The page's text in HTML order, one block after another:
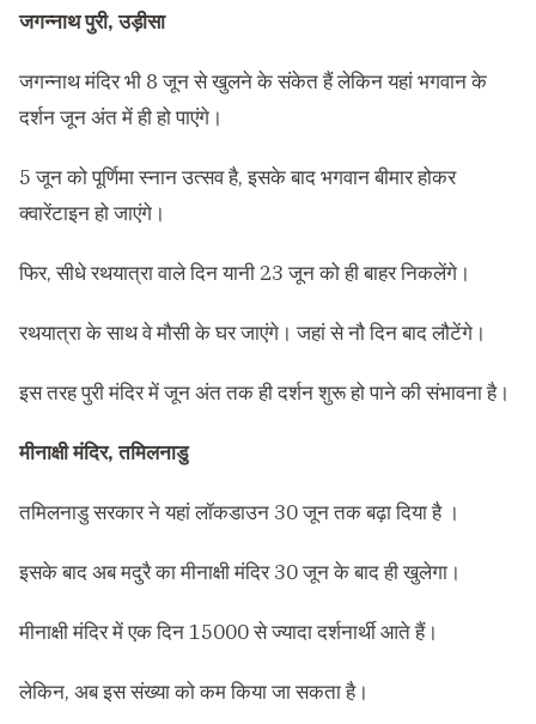
जगन्नाथ पुरी, उड़ीसा
जगन्नाथ मंदिर भी 8 जून से खुलने के संकेत हैं लेकिन यहां भगवान के
दर्शन जून अंत में ही हो पाएंगे।
5 जून को पूर्णिमा स्नान उत्सव है, इसके बाद भगवान बीमार होकर
क्वारेंटाइन हो जाएंगे।
फिर, सीधे रथयात्रा वाले दिन यानी 23 जून को ही बाहर निकलेंगे।
रथयात्रा के साथ वे मौसी के घर जाएंगे। जहां से नौ दिन बाद लौटेंगे।
इस तरह पुरी मंदिर में जून अंत तक ही दर्शन शुरू हो पाने की संभावना है।
मीनाक्षी मंदिर, तमिलनाडु
तमिलनाडु सरकार ने यहां लॉकडाउन 30 जून तक बढ़ा दिया है ।
इसके बाद अब मदुरै का मीनाक्षी मंदिर 30 जून के बाद ही खुलेगा।
मीनाक्षी मंदिर में एक दिन 15000 से ज्यादा दर्शनार्थी आते हैं।
लेकिन, अब इस संख्या को कम किया जा सकता है।